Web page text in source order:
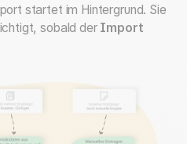
startet im Hintergrund. Sie
sobald der Import